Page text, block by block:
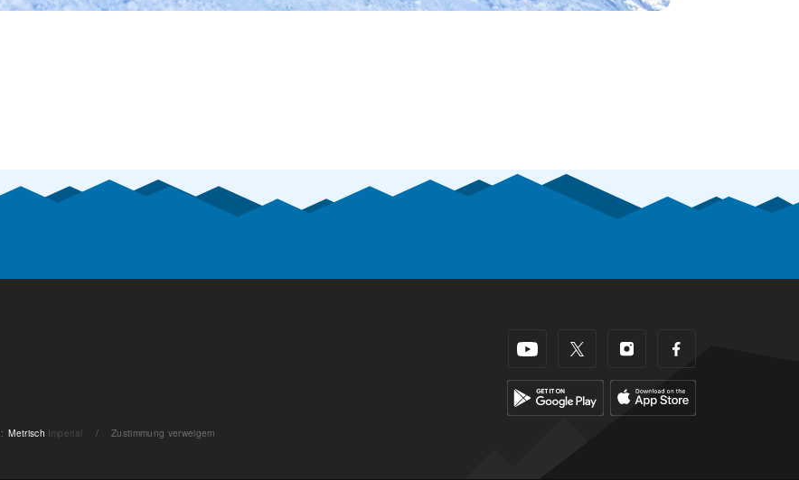
: Metrisch Imperial / Zustimmung verweigern